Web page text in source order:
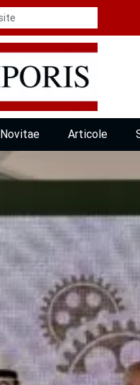
Novitae Articole